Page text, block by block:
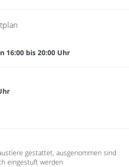
16:00 bis 20:00 Uhr
gestattet, ausgenommen sind
eingestuft werden